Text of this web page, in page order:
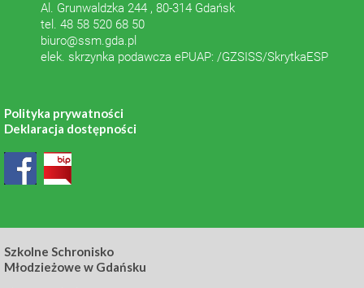
Al. Grunwaldzka 244 , 80-314 Gdańsk
tel. 48 58 520 68 50
biuro@ssm.gda.pl
elek. skrzynka podawcza ePUAP: /GZSISS/SkrytkaESP
Polityka prywatności
Deklaracja dostępności
Szkolne Schronisko
Młodzieżowe w Gdańsku